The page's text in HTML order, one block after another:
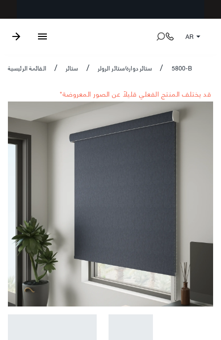
AR
القائمة الرئيسية / ستائر / ستائر دوارة/ستائر الرولر / 5800-B
*قد يختلف المنتج الفعلي قليلاً عن الصور المعروضة